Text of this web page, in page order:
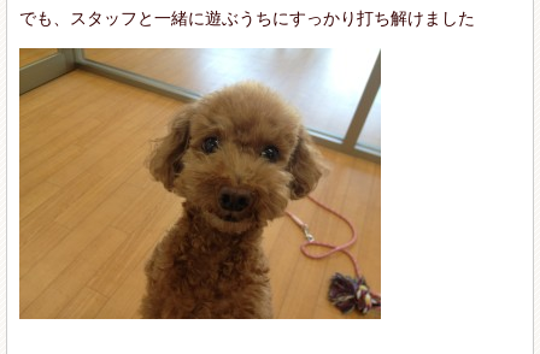
でも、スタッフと一緒に遊ぶうちにすっかり打ち解けました